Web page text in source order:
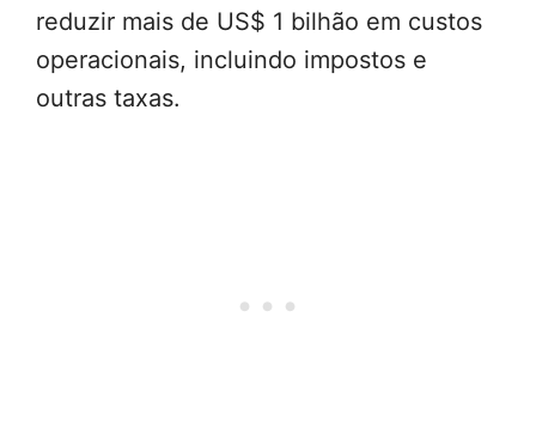
reduzir mais de US$ 1 bilhão em custos
operacionais, incluindo impostos e
outras taxas.